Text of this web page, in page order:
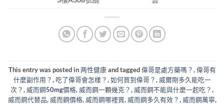
This entry was posted in两性健康and tagged偉哥是處方藥嗎？,偉哥有
什麼副作用？, 吃了偉哥會怎樣？,如何買到偉哥？, 威爾剛多久能吃一
次？, 威而鋼50mg價格, 威而鋼一顆幾克？, 威而鋼不能與什麼一起吃？,
威而鋼代替品, 威而鋼價格, 威而鋼哪裡買, 威而鋼多久有效？, 威而鋼萬寧,